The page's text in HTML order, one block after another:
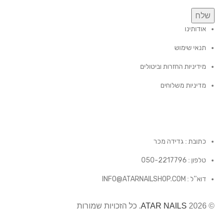
שלח
אודותינו
תנאי שימוש
מידיניות החזרות וביטולים
מדיניות משלוחים
כתובת : גדידה מכר
טלפון : 050-2217796
דוא''ל : INFO@ATARNAILSHOP.COM
© 2026
ATAR NAILS. כל הזכויות שמורות